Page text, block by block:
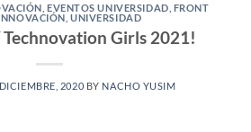
EVENTOS UNIVERSIDAD FRONT
,UNIVERSIDAD
Technovation Girls 2021!
2020 BY NACHO YUSIM